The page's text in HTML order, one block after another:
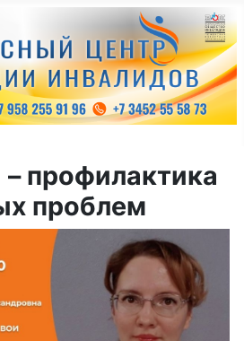
профилактика
проблем